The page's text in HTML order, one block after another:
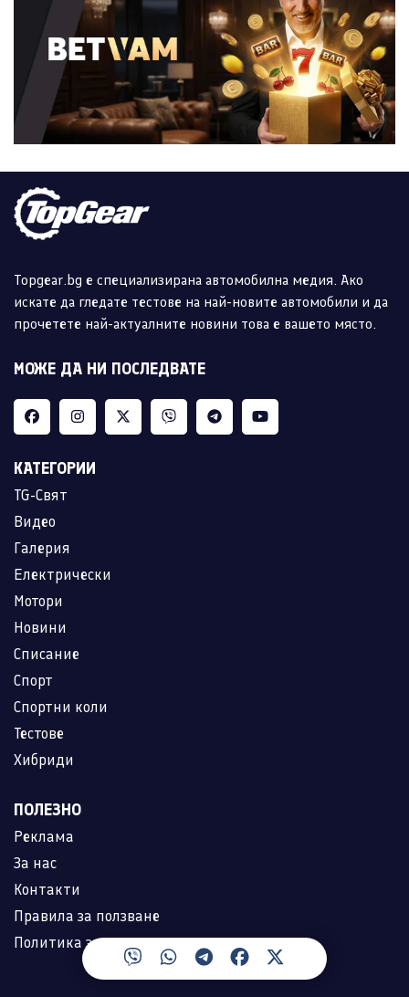
Topgear.bg е специализирана автомобилна медия. Ако
искате да гледате тестове на най-новите автомобили и да
прочетете най-актуалните новини това е вашето място.
МОЖЕ ДА НИ ПОСЛЕДВАТЕ
КАТЕГОРИИ
TG-Свят
Видео
Галерия
Електрически
Мотори
Новини
Списание
Спорт
Спортни коли
Тестове
Хибриди
ПОЛЕЗНО
Реклама
За нас
Контакти
Правила за ползване
Политика за лични данни